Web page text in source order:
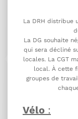
La DRH distribue
La DG souhaite
qui sera décliné
locales. La CGT
local. À cette
groupes de
Vélo :